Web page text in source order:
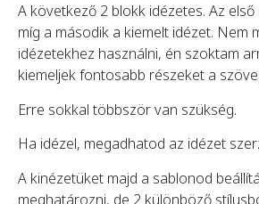
A következő 2 blokk idézetes. Az
míg a második a kiemelt idézet. Nem
idézetekhez használni, én szoktam
kiemeljek fontosabb részeket a
Erre sokkal többször van szükség.
Ha idézel, megadhatod az idézet
A kinézetüket majd a sablonod
meghatározni, de 2 különböző